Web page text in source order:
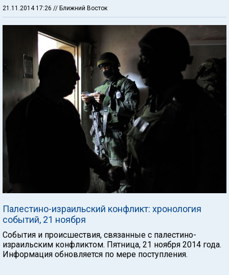
21.11.2014 17:26 // Ближний Восток
Палестино-израильский конфликт: хронология
событий, 21 ноября
События и происшествия, связанные с палестино-
израильским конфликтом. Пятница, 21 ноября 2014 года.
Информация обновляется по мере поступления.